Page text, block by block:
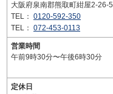
大阪府泉南郡熊取町紺屋2-26-5
TEL： 0120-592-350
TEL： 072-453-0113
営業時間
午前9時30分〜午後6時30分
定休日